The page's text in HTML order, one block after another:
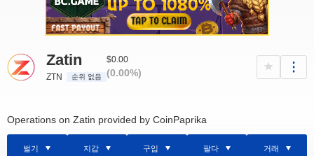
Zatin
ZTN 순위 없음
$0.00
(0.00%)
Operations on Zatin provided by CoinPaprika
벌기 지갑 구입 팔다 거래